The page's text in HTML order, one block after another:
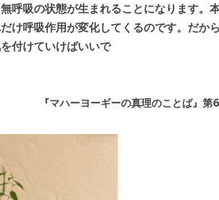
呼吸の状態が生まれることになります。
け呼吸作用が変化してくるのです。だか
付けていけばいいで
『マハーヨーギーの真理のことば』第